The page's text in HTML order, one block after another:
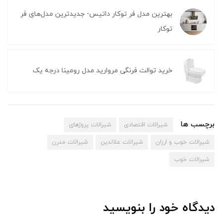
بهترین مدل فر توکار داتیس- جدیدترین مدل‌های فر
توکار
خرید توالت فرنگی مروارید مدل رومینا درجه یک
برچسب ها شیرالات اقتصادی شیرالات پروژهای
شیرالات خوب و ارزان شیرالات علالدین شیرالات مدرن
شیرالات خوب
دیدگاه خود را بنویسید